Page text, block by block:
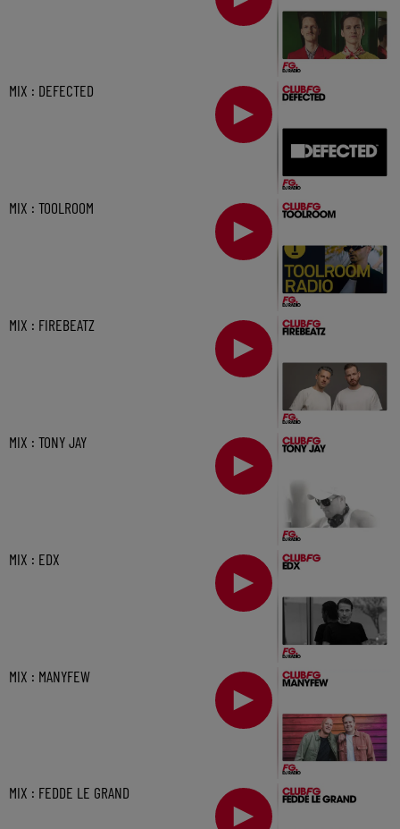
MIX : DEFECTED
MIX : TOOLROOM
MIX : FIREBEATZ
MIX : TONY JAY
MIX : EDX
MIX : MANYFEW
MIX : FEDDE LE GRAND